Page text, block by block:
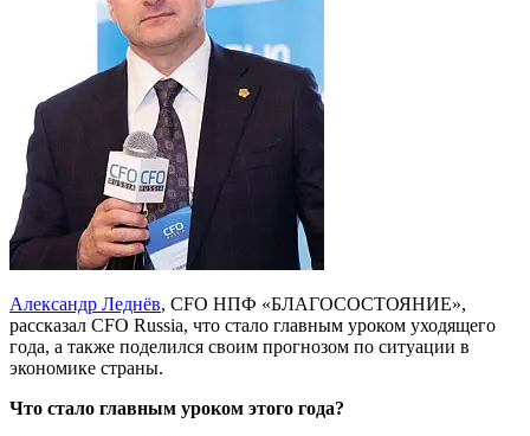
Александр Леднёв, CFO НПФ «БЛАГОСОСТОЯНИЕ»,
рассказал CFO Russia, что стало главным уроком уходящего
года, а также поделился своим прогнозом по ситуации в
экономике страны.
Что стало главным уроком этого года?